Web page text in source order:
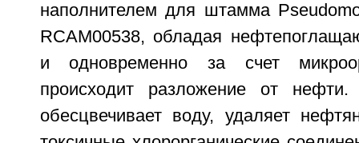
наполнителем для штамма
RCAM00538, обладая
и одновременно за счет
происходит разложение от
обесцвечивает воду, удаляет